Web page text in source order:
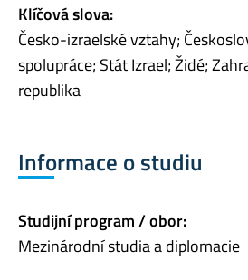
Klíčová slova:
Česko-izraelské vztahy;
spolupráce; Stát Izrael; Židé;
republika
Informace o studiu
Studijní program / obor:
Mezinárodní studia a diplomacie